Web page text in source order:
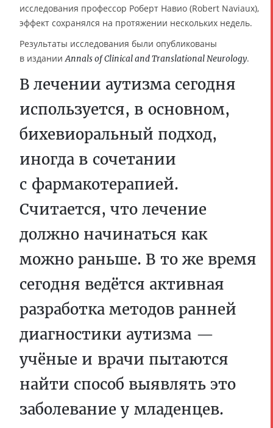
исследования профессор Роберт Навио (Robert Naviaux),
эффект сохранялся на протяжении нескольких недель.
Результаты исследования были опубликованы
в изданииAnnals of Clinical and Translational Neurology.
В лечении аутизма сегодня
используется, в основном,
бихевиоральный подход,
иногда в сочетании
с фармакотерапией.
Считается, что лечение
должно начинаться как
можно раньше. В то же время
сегодня ведётся активная
разработка методов ранней
диагностики аутизма —
учёные и врачи пытаются
найти способ выявлять это
заболевание у младенцев.